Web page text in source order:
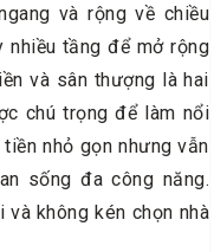
và rộng về chiều
nhiều tầng để mở rộng
và sân thượng là hai
chú trọng để làm nổi
nhỏ gọn nhưng vẫn
sống đa công năng.
không kén chọn nhà